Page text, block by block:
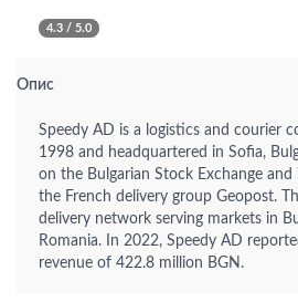
4.3 / 5.0
Опис
Speedy AD is a logistics and courier
1998 and headquartered in Sofia,
on the Bulgarian Stock Exchange
the French delivery group Geopost.
delivery network serving markets in
Romania. In 2022, Speedy AD
revenue of 422.8 million BGN.